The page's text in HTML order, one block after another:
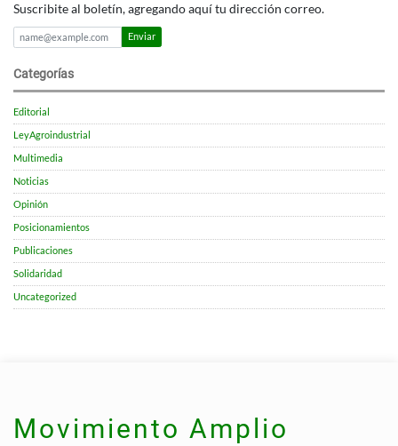
Suscribite al boletín, agregando aquí tu dirección correo.
Enviar
Categorías
Editorial
LeyAgroindustrial
Multimedia
Noticias
Opinión
Posicionamientos
Publicaciones
Solidaridad
Uncategorized
Movimiento Amplio